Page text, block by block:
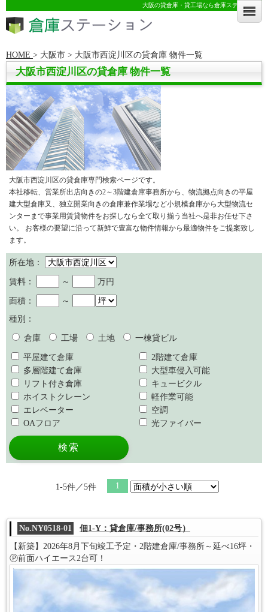
大阪の貸倉庫・貸工場なら倉庫ステーション
HOME > 大阪市 > 大阪市西淀川区の貸倉庫 物件一覧
大阪市西淀川区の貸倉庫 物件一覧
大阪市西淀川区の貸倉庫専門検索ページです。
本社移転、営業所出店向きの2～3階建倉庫事務所から、物流拠点向きの平屋
建大型倉庫又、独立開業向きの倉庫兼作業場など小規模倉庫から大型物流セ
ンターまで事業用賃貸物件をお探しなら全て取り揃う当社へ是非お任せ下さ
い。 お客様の要望に沿って新鮮で豊富な物件情報から最適物件をご提案致し
ます。
所在地：
賃料： ～ 万円
面積：
～
種別：
倉庫 工場 土地 一棟貸ビル
平屋建て倉庫
2階建て倉庫
多層階建て倉庫
大型車侵入可能
リフト付き倉庫
キュービクル
ホイストクレーン
軽作業可能
エレベーター
空調
OAフロア
光ファイバー
1-5件／5件 1
No.NY0518-01
佃1-Y：貸倉庫/事務所(02号）
【新築】2026年8月下旬竣工予定・2階建倉庫/事務所～延べ16坪・
Ⓟ前面ハイエース2台可！